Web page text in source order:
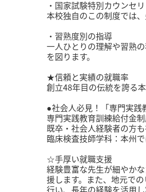
・国家試験特別カウンセ
本校独自のこの制度では
・習熟度別の指導
一人ひとりの理解や習熟
を図ります。
★信頼と実績の就職率
創立48年目の伝統を誇る
●社会人必見！「専門実
専門実践教育訓練給付金制
既卒・社会人経験者の方も
臨床検査技師学科：本州
☆手厚い就職支援
経験豊富な先生が細やか
援します。また、地元で
行い、長年の経験を活用し